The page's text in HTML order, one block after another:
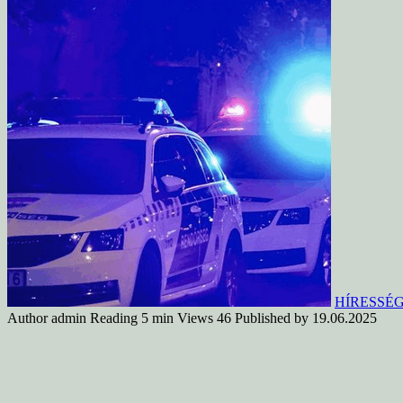
Author admin Reading 5 min Views 46 Published by 19.06.2025